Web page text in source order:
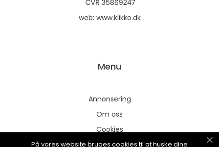
web: www.klikko.dk
Menu
Annonsering
Om oss
Cookies
Kontakta oss
På vores website bruges cookies til at huske dine